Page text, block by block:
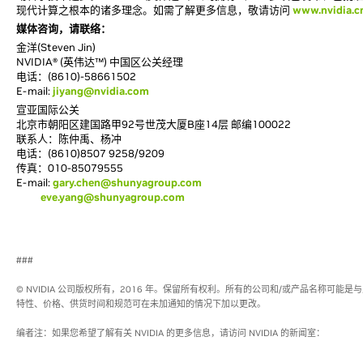
现代计算之根本的诸多理念。如需了解更多信息，敬请访问
媒体咨询，请联络：
金洋(Steven Jin)
NVIDIA® (英伟达™) 中国区公关经理
电话：(8610)-58661502
E-mail:jiyang@nvidia.com
宣亚国际公关
北京市朝阳区建国路甲92号世茂大厦B座14层 邮编100022
联系人：陈仲禹、杨冲
电话：(8610)8507 9258/9209
传真：010-85079555
E-mail:gary.chen@shunyagroup.com
eve.yang@shunyagroup.com
###
© NVIDIA 公司版权所有，2016 年。保留所有权利。所有的公司和/或产品名称可能是
特性、价格、供货时间和规范可在未加通知的情况下加以更改。
编者注：如果您希望了解有关 NVIDIA 的更多信息，请访问 NVIDIA 的新闻室：